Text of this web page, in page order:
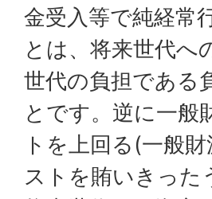
金受入等で純経常
とは、将来世代へ
世代の負担である
とです。逆に一般
トを上回る(一般
ストを賄いきった